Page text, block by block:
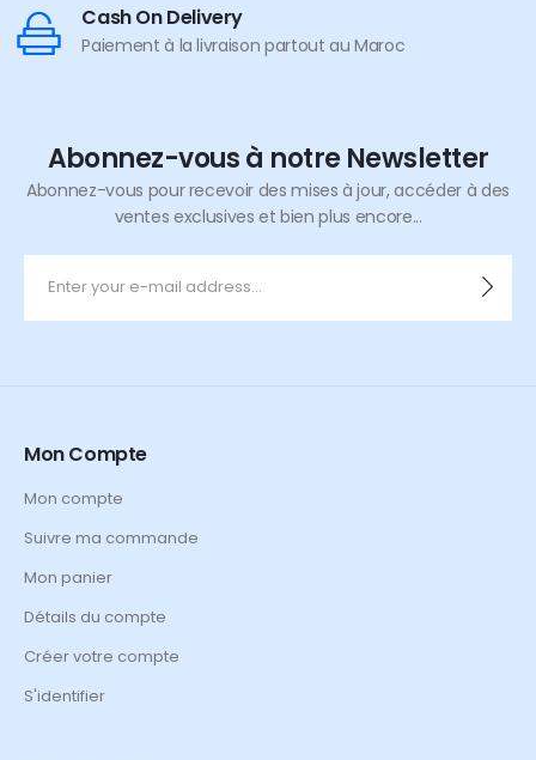
Cash On Delivery
Paiement à la livraison partout au Maroc
Abonnez-vous à notre Newsletter
Abonnez-vous pour recevoir des mises à jour, accéder à des
ventes exclusives et bien plus encore...
Mon Compte
Mon compte
Suivre ma commande
Mon panier
Détails du compte
Créer votre compte
S'identifier